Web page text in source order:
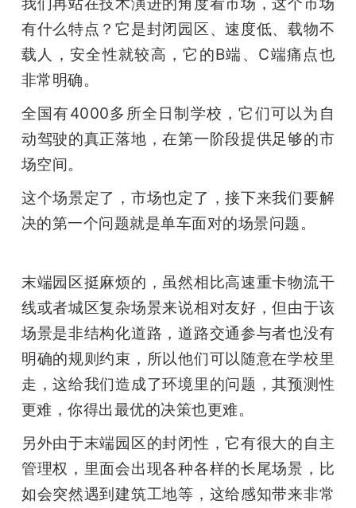
有什么特点？它是封闭园区、速度低、载物不
载人，安全性就较高，它的B端、C端痛点也
非常明确。
全国有4000多所全日制学校，它们可以为自
动驾驶的真正落地，在第一阶段提供足够的市
场空间。
这个场景定了，市场也定了，接下来我们要解
决的第一个问题就是单车面对的场景问题。
末端园区挺麻烦的，虽然相比高速重卡物流干
线或者城区复杂场景来说相对友好，但由于该
场景是非结构化道路，道路交通参与者也没有
明确的规则约束，所以他们可以随意在学校里
走，这给我们造成了环境里的问题，其预测性
更难，你得出最优的决策也更难。
另外由于末端园区的封闭性，它有很大的自主
管理权，里面会出现各种各样的长尾场景，比
如会突然遇到建筑工地等，这给感知带来非常